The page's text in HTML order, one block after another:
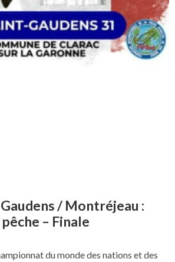
/ Montréjeau :
– Finale
du monde des nations et des